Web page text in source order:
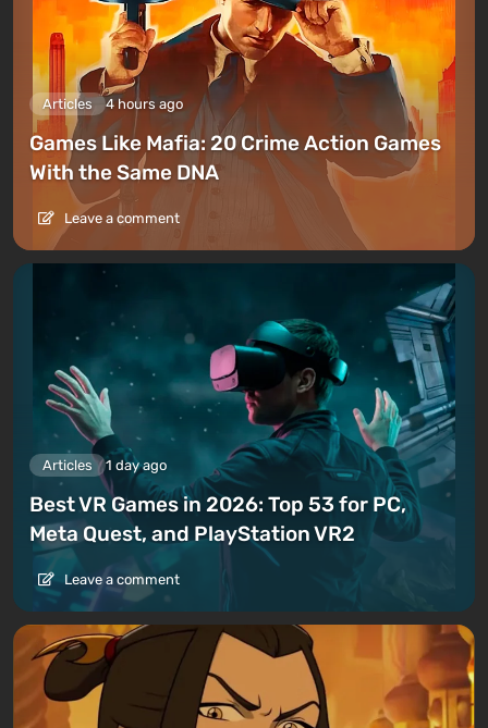
Articles 4 hours ago
Games Like Mafia: 20 Crime Action Games
With the Same DNA
Leave a comment
Articles 1 day ago
Best VR Games in 2026: Top 53 for PC,
Meta Quest, and PlayStation VR2
Leave a comment